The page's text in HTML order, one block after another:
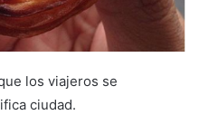
los viajeros se
ciudad.